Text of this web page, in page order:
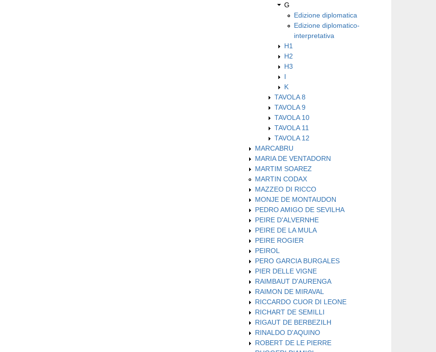
G
Edizione diplomatica
Edizione diplomatico-
interpretativa
H1
H2
H3
I
K
TAVOLA 8
TAVOLA 9
TAVOLA 10
TAVOLA 11
TAVOLA 12
MARCABRU
MARIA DE VENTADORN
MARTIM SOAREZ
MARTIN CODAX
MAZZEO DI RICCO
MONJE DE MONTAUDON
PEDRO AMIGO DE SEVILHA
PEIRE D'ALVERNHE
PEIRE DE LA MULA
PEIRE ROGIER
PEIROL
PERO GARCIA BURGALES
PIER DELLE VIGNE
RAIMBAUT D'AURENGA
RAIMON DE MIRAVAL
RICCARDO CUOR DI LEONE
RICHART DE SEMILLI
RIGAUT DE BERBEZILH
RINALDO D'AQUINO
ROBERT DE LE PIERRE